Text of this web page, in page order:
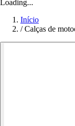
Loading...
Início
/ Calças de